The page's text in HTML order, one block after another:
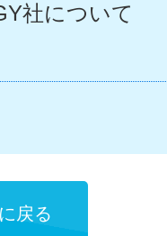
社について
戻る